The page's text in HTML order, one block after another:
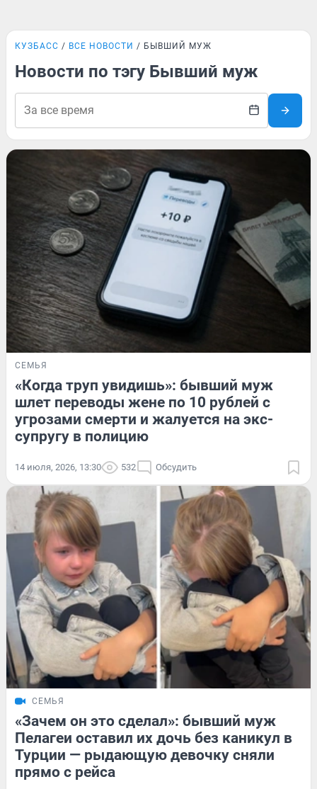
КУЗБАСС ВСЕ НОВОСТИ БЫВШИЙ МУЖ
Новости по тэгу Бывший муж
СЕМЬЯ
«Когда труп увидишь»: бывший муж
шлет переводы жене по 10 рублей с
угрозами смерти и жалуется на экс-
супругу в полицию
14 июля, 2026, 13:30 532 Обсудить
СЕМЬЯ
«Зачем он это сделал»: бывший муж
Пелагеи оставил их дочь без каникул в
Турции — рыдающую девочку сняли
прямо с рейса